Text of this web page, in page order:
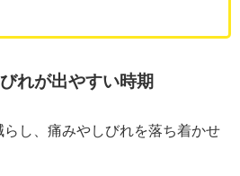
れが出やすい時期
らし、痛みやしびれを落ち着かせ